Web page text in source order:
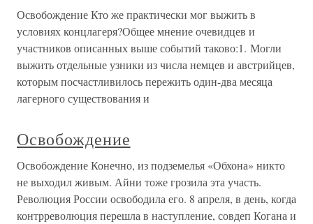
Освобождение Кто же практически мог выжить в
условиях концлагеря?Общее мнение очевидцев и
участников описанных выше событий таково:1. Могли
выжить отдельные узники из числа немцев и австрийцев,
которым посчастливилось пережить один-два месяца
лагерного существования и
Освобождение
Освобождение Конечно, из подземелья «Обхона» никто
не выходил живым. Айни тоже грозила эта участь.
Революция России освободила его. 8 апреля, в день, когда
контрреволюция перешла в наступление, совдеп Когана и